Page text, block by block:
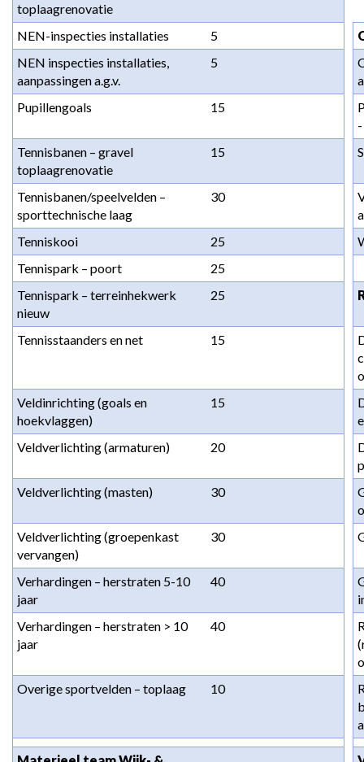
toplaagrenovatie
NEN-inspecties installaties 5
NEN inspecties installaties,
aanpassingen a.g.v.
5
Pupillengoals
15
Tennisbanen – gravel
toplaagrenovatie
15
Tennisbanen/speelvelden –
sporttechnische laag
30
Tenniskooi
25
Tennispark – poort
25
Tennispark – terreinhekwerk
nieuw
25
Tennisstaanders en net 15
Veldinrichting (goals en
hoekvlaggen)
15
Veldverlichting (armaturen)
20
Veldverlichting (masten)
30
Veldverlichting (groepenkast
vervangen)
30
Verhardingen – herstraten 5-10
jaar
40
Verhardingen – herstraten > 10
jaar
40
Overige sportvelden – toplaag
10